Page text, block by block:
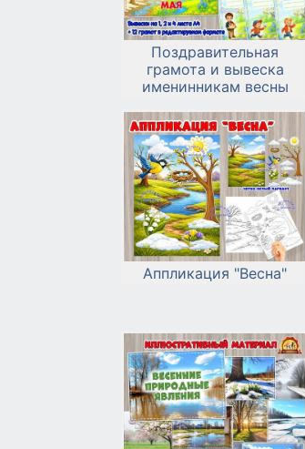
Поздравительная
грамота и вывеска
именинникам весны
Аппликация "Весна"